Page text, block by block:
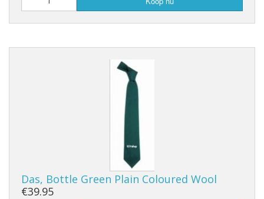
Das, Bottle Green Plain Coloured Wool
€39.95